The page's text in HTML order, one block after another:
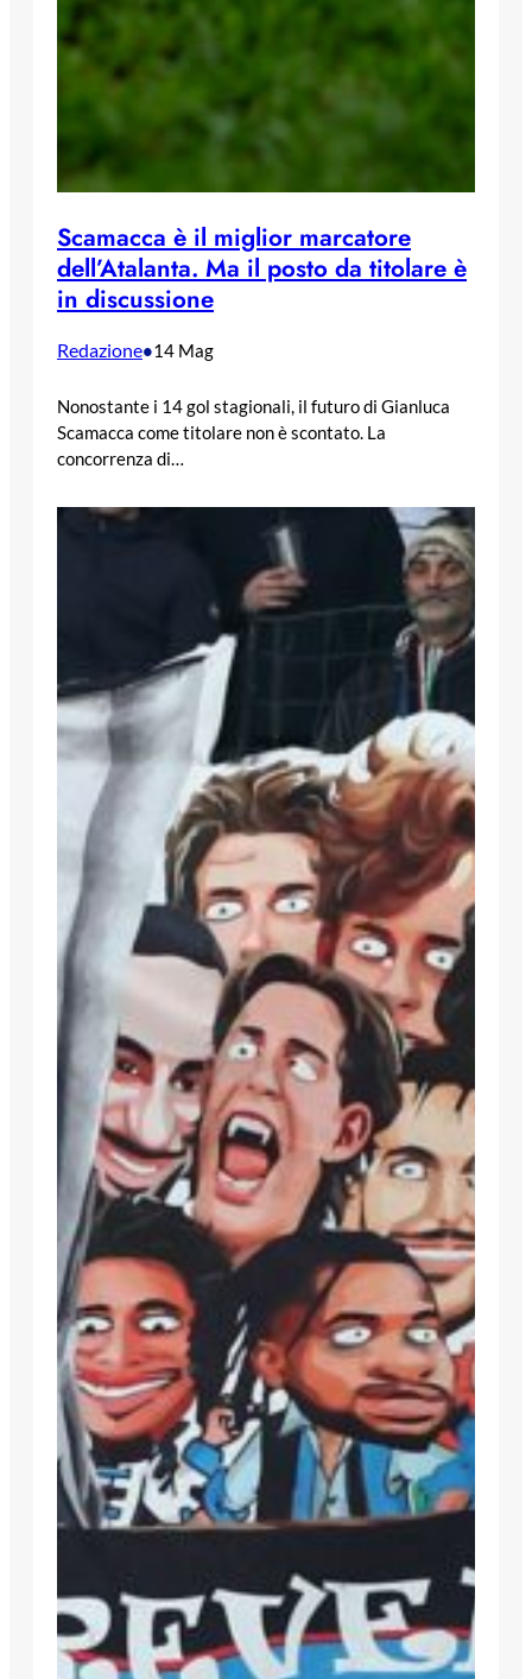
Scamacca è il miglior marcatore
dell’Atalanta. Ma il posto da titolare è
in discussione
Redazione•14 Mag
Nonostante i 14 gol stagionali, il futuro di Gianluca
Scamacca come titolare non è scontato. La
concorrenza di…